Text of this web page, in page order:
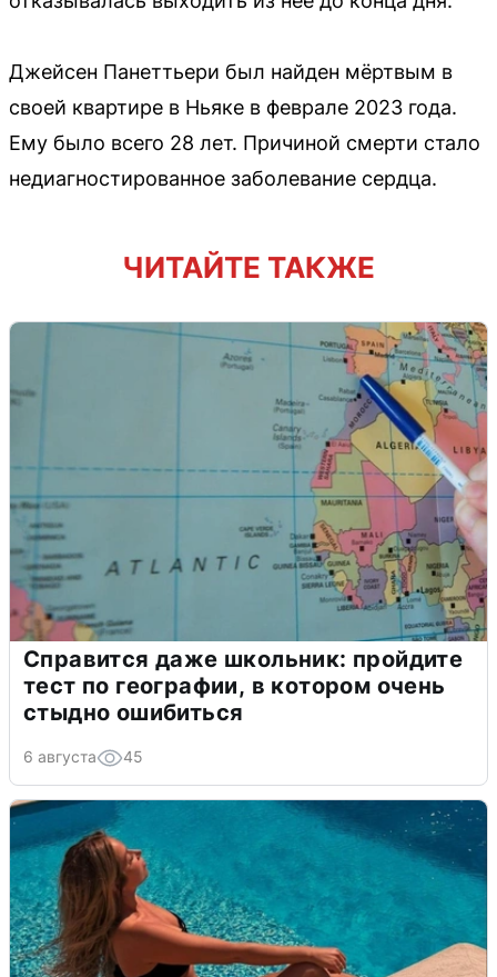
Джейсен Панеттьери был найден мёртвым в
своей квартире в Ньяке в феврале 2023 года.
Ему было всего 28 лет. Причиной смерти стало
недиагностированное заболевание сердца.
ЧИТАЙТЕ ТАКЖЕ
Справится даже школьник: пройдите
тест по географии, в котором очень
стыдно ошибиться
6 августа 45